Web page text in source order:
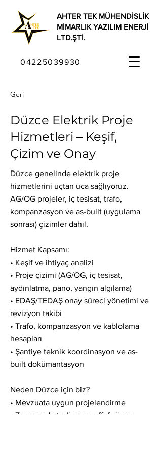
04225039930
AHTER TEK MÜHENDİSLİK
MİMARLIK YAZILIM ENERJİ
LTD.ŞTİ.
Geri
Düzce Elektrik Proje
Hizmetleri – Keşif,
Çizim ve Onay
Düzce genelinde elektrik proje
hizmetlerini uçtan uca sağlıyoruz.
AG/OG projeler, iç tesisat, trafo,
kompanzasyon ve as-built (uygulama
sonrası) çizimler dahil.
Hizmet Kapsamı:
• Keşif ve ihtiyaç analizi
• Proje çizimi (AG/OG, iç tesisat,
aydınlatma, pano, yangın algılama)
• EDAŞ/TEDAŞ onay süreci yönetimi ve
revizyon takibi
• Trafo, kompanzasyon ve kablolama
hesapları
• Şantiye teknik koordinasyon ve as-
built dokümantasyon
Neden Düzce için biz?
• Mevzuata uygun projelendirme
• Zamanında teslim ve şeffaf süreç